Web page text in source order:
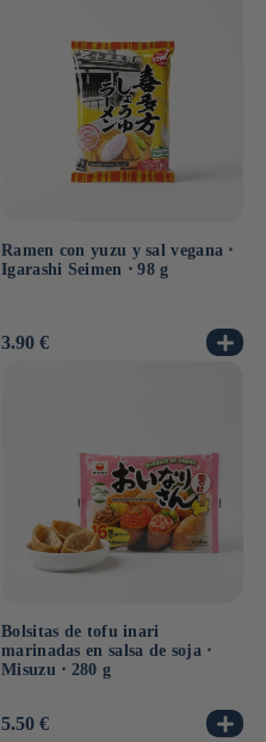
Ramen con yuzu y sal vegana ⋅
Igarashi Seimen ⋅ 98 g
Precio
3.90 €
Bolsitas de tofu inari
marinadas en salsa de soja ⋅
Misuzu ⋅ 280 g
Precio
5.50 €